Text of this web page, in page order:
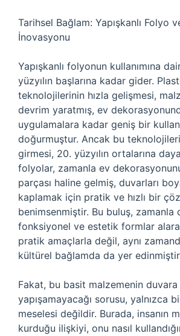
Tarihsel Bağlam: Yapışkanlı Folyo
İnovasyonu
Yapışkanlı folyonun kullanımına
yüzyılın başlarına kadar gider.
teknolojilerinin hızla gelişmesi,
devrim yaratmış, ev
uygulamalara kadar geniş bir
doğurmuştur. Ancak bu
girmesi, 20. yüzyılın ortalarına
folyolar, zamanla ev
parçası haline gelmiş, duvarları
kaplamak için pratik ve hızlı bir
benimsenmiştir. Bu buluş, zamanla
fonksiyonel ve estetik formlar
pratik amaçlarla değil, aynı
kültürel bağlamda da yer
Fakat, bu basit malzemenin duvara
yapışamayacağı sorusu, yalnızca
meselesi değildir. Burada, insanın
kurduğu ilişkiyi, onu nasıl